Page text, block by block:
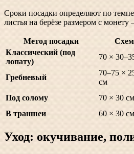
Сроки посадки определяют по
листья на берёзе размером с
Метод посадки
Классический (под
лопату)
70 ×
Гребневый
70–75 ×
см
Под солому 70 × 30 см
В траншеи
60 × 30 см
Уход: окучивание,